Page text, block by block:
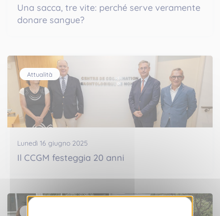
Una sacca, tre vite: perché serve veramente
donare sangue?
Attualità
Lunedì 16 giugno 2025
Il CCGM festeggia 20 anni